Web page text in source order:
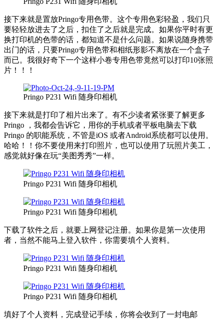
接下来就是置放Pringo专用色带。这个专用色彩轻盈，我们只
要轻轻放进去了之后，扣住了之后就是完成。如果你平时有更
换打印机的色带的话，都知道不是什么问题。如果说随身携带
出门的话，只要Pringo专用色带和相纸形影不离放在一个盒子
而已。我很好奇下一个这样小卷专用色带竟然可以打印10张照
片！！！
Pringo P231 Wifi 随身印相机
接下来就是打印了相片出来了。有不少读者紧张要了解更多
Pringo ，我都会告诉它，用你的手机或者平板电脑去下载
Pringo 的职能系统，不管是iOS 或者Android系统都可以使用。
哈哈！！你不要使用来打印照片，也可以使用了玩照片美工，
感觉就好像在玩“美图秀秀”一样。
Pringo P231 Wifi 随身印相机
Pringo P231 Wifi 随身印相机
下载了软件之后，就要上网登记注册。如果你是第一次使用
者，当然不能马上登入软件，你需要填个人资料。
Pringo P231 Wifi 随身印相机
Pringo P231 Wifi 随身印相机
填好了个人资料，完成登记手续，你将会收到了一封电邮